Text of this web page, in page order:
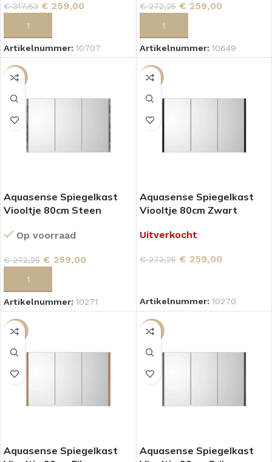
€317,63 € 259,00
Artikelnummer: 10707
€272,25 € 259,00
Artikelnummer: 10649
-5%
Aquasense Spiegelkast
Viooltje 80cm Steen
Op voorraad
€272,25 € 259,00
Artikelnummer: 10271
-5%
Aquasense Spiegelkast
Viooltje 80cm Zwart
Uitverkocht
€272,25 € 259,00
Artikelnummer: 10270
-16%
Aquasense Spiegelkast
-16%
Aquasense Spiegelkast